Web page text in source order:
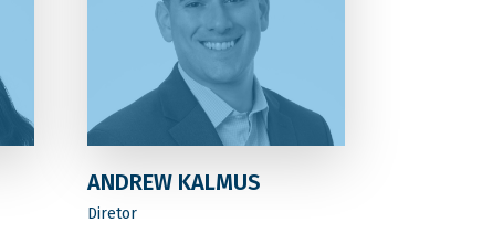
ANDREW KALMUS
Diretor